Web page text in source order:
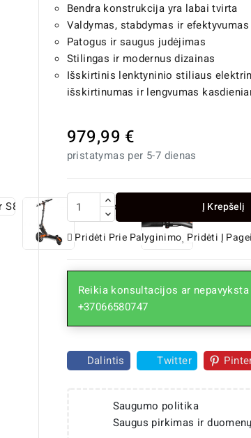
Bendra konstrukcija yra labai tvirta
Valdymas, stabdymas ir
Patogus ir saugus judėjimas
Stilingas ir modernus dizainas
Išskirtinis lenktyninio stiliaus
išskirtinumas ir lengvumas
979,99 €
pristatymas per 5-7 dienas
Į Krepšelį
Pridėti Prie Palyginimo Pridėti Į
Reikia konsultacijos ar
+37066580747
Dalintis Twitter
Saugumo politika
Saugus pirkimas ir